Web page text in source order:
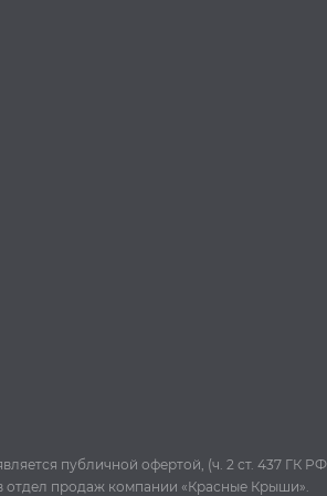
публичной офертой, (ч. 2 ст. 437 ГК
отдел продаж компании «Красные Крыши».